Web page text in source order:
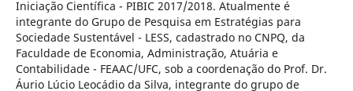
Iniciação Científica - PIBIC 2017/2018. Atualmente é
integrante do Grupo de Pesquisa em Estratégias para
Sociedade Sustentável - LESS, cadastrado no CNPQ, da
Faculdade de Economia, Administração, Atuária e
Contabilidade - FEAAC/UFC, sob a coordenação do Prof. Dr.
Áurio Lúcio Leocádio da Silva, integrante do grupo de